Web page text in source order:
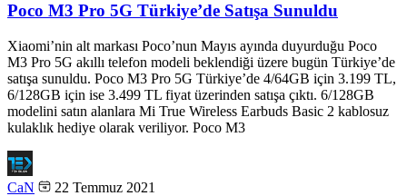
Poco M3 Pro 5G Türkiye’de Satışa Sunuldu
Xiaomi’nin alt markası Poco’nun Mayıs ayında duyurduğu Poco
M3 Pro 5G akıllı telefon modeli beklendiği üzere bugün Türkiye’de
satışa sunuldu. Poco M3 Pro 5G Türkiye’de 4/64GB için 3.199 TL,
6/128GB için ise 3.499 TL fiyat üzerinden satışa çıktı. 6/128GB
modelini satın alanlara Mi True Wireless Earbuds Basic 2 kablosuz
kulaklık hediye olarak veriliyor. Poco M3
CaN 22 Temmuz 2021